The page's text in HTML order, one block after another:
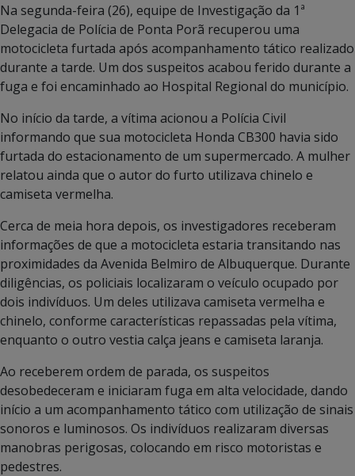
Na segunda-feira (26), equipe de Investigação da 1ª
Delegacia de Polícia de Ponta Porã recuperou uma
motocicleta furtada após acompanhamento tático realizado
durante a tarde. Um dos suspeitos acabou ferido durante a
fuga e foi encaminhado ao Hospital Regional do município.
No início da tarde, a vítima acionou a Polícia Civil
informando que sua motocicleta Honda CB300 havia sido
furtada do estacionamento de um supermercado. A mulher
relatou ainda que o autor do furto utilizava chinelo e
camiseta vermelha.
Cerca de meia hora depois, os investigadores receberam
informações de que a motocicleta estaria transitando nas
proximidades da Avenida Belmiro de Albuquerque. Durante
diligências, os policiais localizaram o veículo ocupado por
dois indivíduos. Um deles utilizava camiseta vermelha e
chinelo, conforme características repassadas pela vítima,
enquanto o outro vestia calça jeans e camiseta laranja.
Ao receberem ordem de parada, os suspeitos
desobedeceram e iniciaram fuga em alta velocidade, dando
início a um acompanhamento tático com utilização de sinais
sonoros e luminosos. Os indivíduos realizaram diversas
manobras perigosas, colocando em risco motoristas e
pedestres.